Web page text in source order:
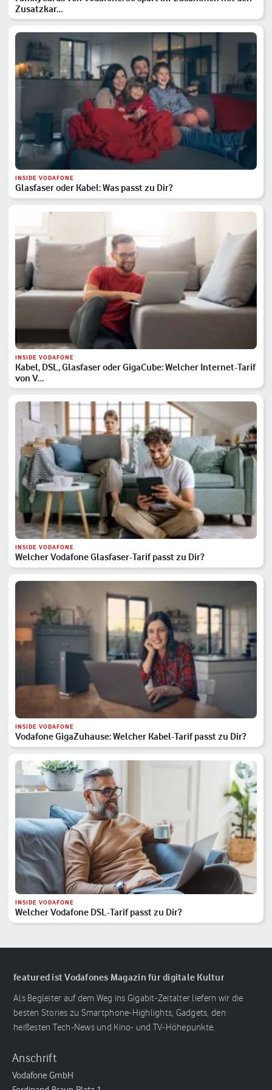
Zusatzkar…
INSIDE VODAFONE
Glasfaser oder Kabel: Was passt zu Dir?
INSIDE VODAFONE
Kabel, DSL, Glasfaser oder GigaCube: Welcher Internet-Tarif
von V…
INSIDE VODAFONE
Welcher Vodafone Glasfaser-Tarif passt zu Dir?
INSIDE VODAFONE
Vodafone GigaZuhause: Welcher Kabel-Tarif passt zu Dir?
INSIDE VODAFONE
Welcher Vodafone DSL-Tarif passt zu Dir?
featured ist Vodafones Magazin für digitale Kultur
Als Begleiter auf dem Weg ins Gigabit-Zeitalter liefern wir die
besten Stories zu Smartphone-Highlights, Gadgets, den
heißesten Tech-News und Kino- und TV-Höhepunkte.
Anschrift
Vodafone GmbH